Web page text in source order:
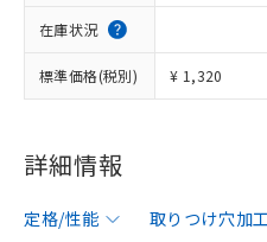
在庫状況
標準価格(税別) ¥ 1,320
詳細情報
定格/性能 取りつけ穴加